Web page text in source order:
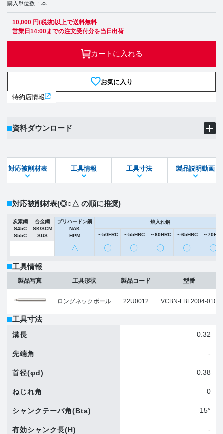
購入単位数 本
10,000 円(税抜)以上で送料無料
営業日14:00までの注文受付分を当日出荷
カートに入れる
お気に入り
特約店情報
資料ダウンロード
STEPファイル DXFファイル
対応被削材表 工具情報 工具寸法 製品説明動画
対応被削材表(◎○△ の順に推奨)
炭素鋼
S45C
S55C
合金鋼
SK/SCM
SUS
プリハードン鋼
NAK
HPM
焼入れ鋼
～50HRC ～55HRC ～60HRC ～65HRC ～
△ 〇 〇 〇 〇 〇
工具情報
製品写真 工具形状
ロングネックボール
製品コード
22U0012
型番
VCBN-LBF2004-010
工具寸法
溝長 0.32
先端角 -
首径(φd) 0.38
ねじれ角 0
シャンクテーパ角(Bta) 15°
有効シャンク長(H) -